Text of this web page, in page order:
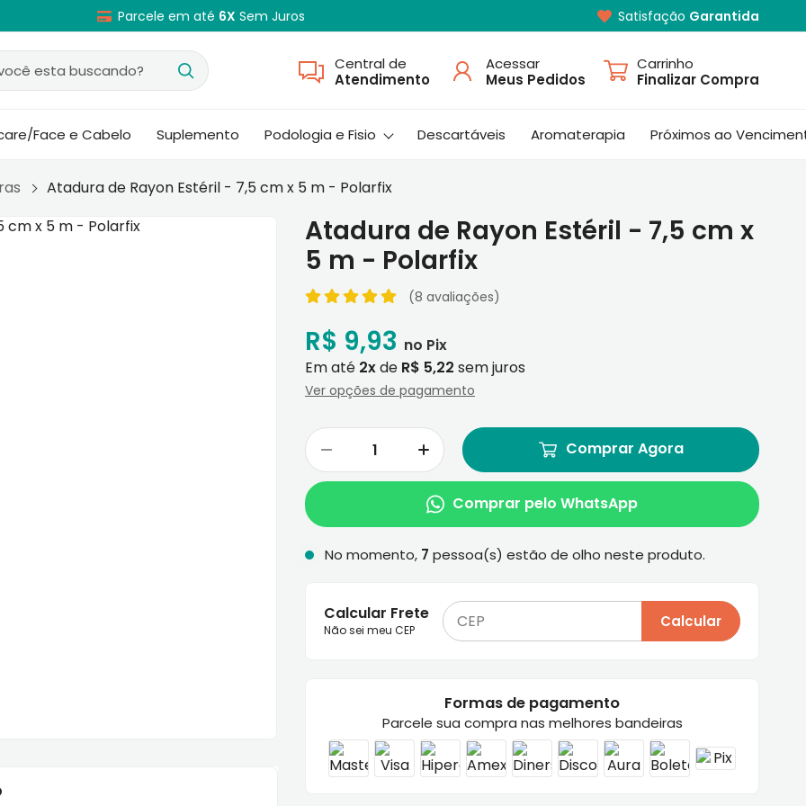
Parcele em até 6X Sem Juros Satisfação Garantida
Central de
Atendimento
Acessar
Meus Pedidos
Carrinho
Finalizar Compra
Face e Cabelo Suplemento Podologia e Fisio Descartáveis Aromaterapia Próximos ao
Atadura de Rayon Estéril - 7,5 cm x 5 m - Polarfix
Atadura de Rayon Estéril - 7,5 cm x
5 m - Polarfix
(8 avaliações)
R$ 9,93
Em até 2xde R$ 5,22 sem juros
Ver opções de pagamento
Comprar Agora
Comprar pelo WhatsApp
No momento, 7 pessoa(s) estão de olho neste produto.
Calcular Frete
Não sei meu CEP Calcular
Formas de pagamento
Parcele sua compra nas melhores bandeiras